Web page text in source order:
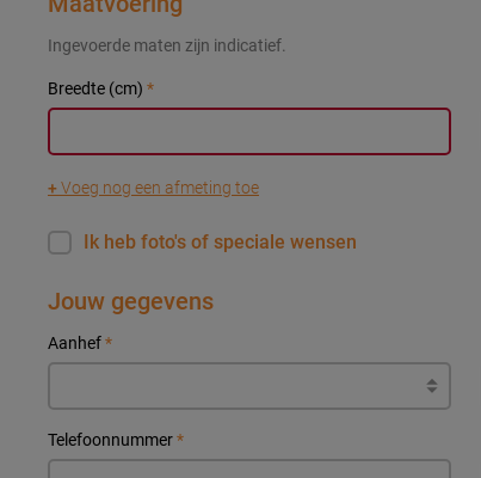
Ingevoerde maten zijn indicatief.
Breedte (cm) *
+Voeg nog een afmeting toe
Ik heb foto's of speciale wensen
Jouw gegevens
Aanhef*
Telefoonnummer*